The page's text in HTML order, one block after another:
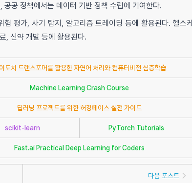
공 정책에서는 데이터 기반 정책 수립에 기여한다.
평가, 사기 탐지, 알고리즘 트레이딩 등에 활용된다. 헬스케
, 신약 개발 등에 활용된다.
토치 트랜스포머를 활용한 자연어 처리와 컴퓨터비전 심층학습
Machine Learning Crash Course
딥러닝 프로젝트를 위한 허깅페이스 실전 가이드
scikit-learn PyTorch Tutorials
Fast.ai Practical Deep Learning for Coders
다음 포스트